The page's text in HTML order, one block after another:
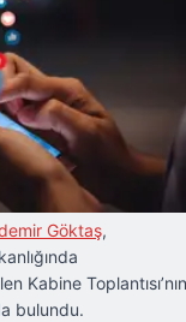
Göktaş,
Kabine Toplantısı’nın
bulundu.